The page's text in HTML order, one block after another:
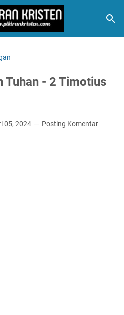
Tuhan - 2 Timotius
05, 2024 Posting Komentar